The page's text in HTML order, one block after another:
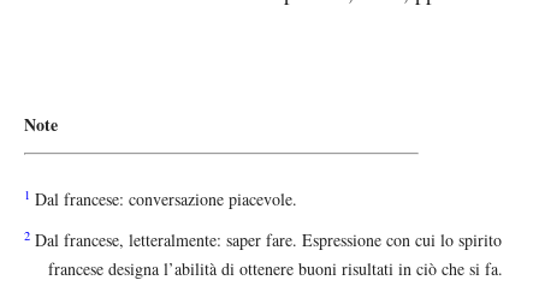
Note
1 Dal francese: conversazione piacevole.
2 Dal francese, letteralmente: saper fare. Espressione con cui lo spirito
francese designa l’abilità di ottenere buoni risultati in ciò che si fa.